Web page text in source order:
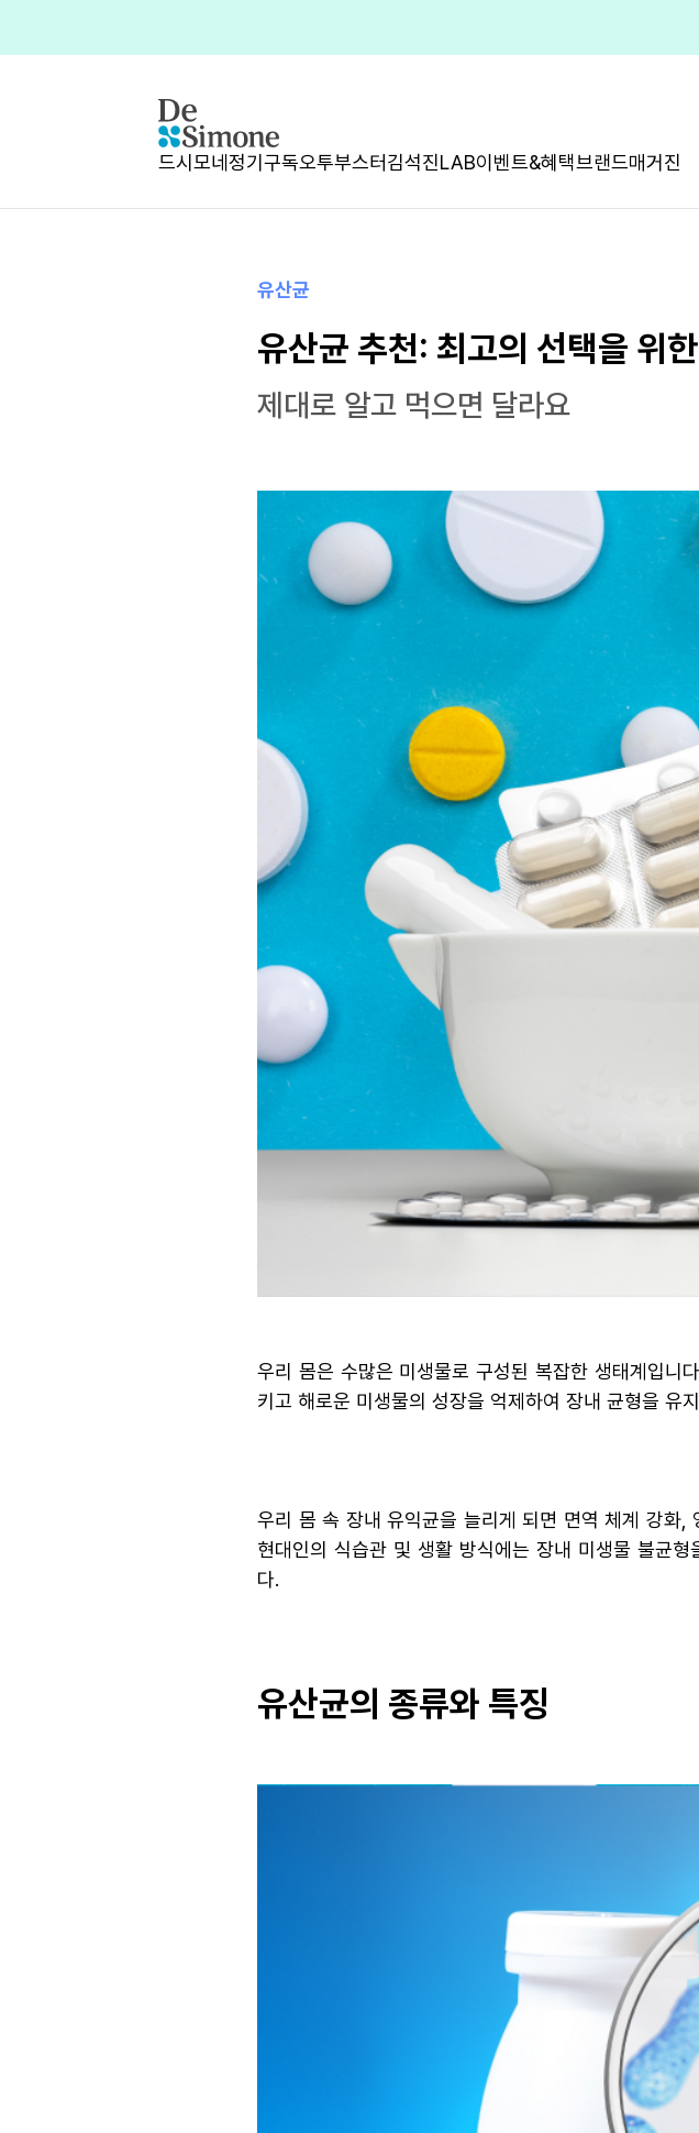
드시모네 정기구독오투부스터김석진LAB이벤트&혜택브랜드매거진
유산균
유산균 추천: 최고의 선택을 위
제대로 알고 먹으면 달라요
우리 몸은 수많은 미생물로 구성된 복잡한 생태계입니
키고 해로운 미생물의 성장을 억제하여 장내 균형을 유
우리 몸 속 장내 유익균을 늘리게 되면 면역 체계 강화,
현대인의 식습관 및 생활 방식에는 장내 미생물 불균형
다.
유산균의 종류와 특징